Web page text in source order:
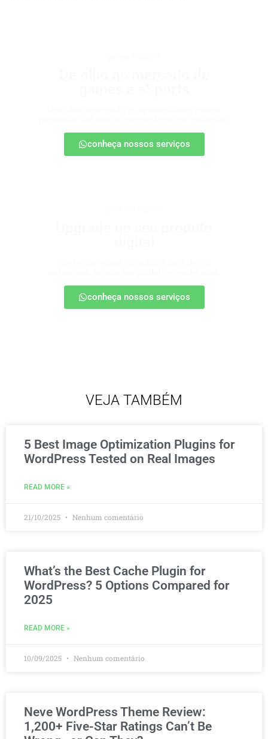
conheça nossos serviços
conheça nossos serviços
VEJA TAMBÉM
5 Best Image Optimization Plugins for
WordPress Tested on Real Images
READ MORE »
21/10/2025 Nenhum comentário
What’s the Best Cache Plugin for
WordPress? 5 Options Compared for
2025
READ MORE »
10/09/2025 Nenhum comentário
Neve WordPress Theme Review:
1,200+ Five-Star Ratings Can’t Be